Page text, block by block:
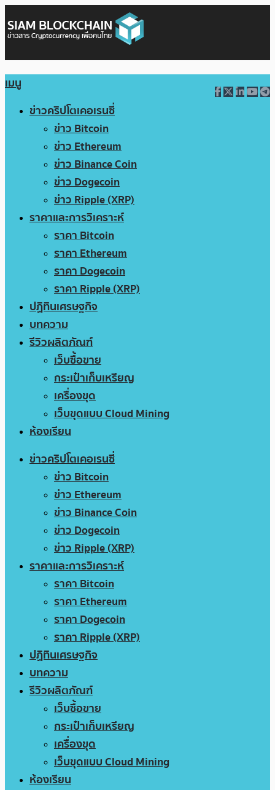
เมนู
ข่าวคริปโตเคอเรนซี่
ข่าว Bitcoin
ข่าว Ethereum
ข่าว Binance Coin
ข่าว Dogecoin
ข่าว Ripple (XRP)
ราคาและการวิเคราะห์
ราคา Bitcoin
ราคา Ethereum
ราคา Dogecoin
ราคา Ripple (XRP)
ปฏิทินเศรษฐกิจ
บทความ
รีวิวผลิตภัณฑ์
เว็บซื้อขาย
กระเป๋าเก็บเหรียญ
เครื่องขุด
เว็บขุดแบบ Cloud Mining
ห้องเรียน
ข่าวคริปโตเคอเรนซี่
ข่าว Bitcoin
ข่าว Ethereum
ข่าว Binance Coin
ข่าว Dogecoin
ข่าว Ripple (XRP)
ราคาและการวิเคราะห์
ราคา Bitcoin
ราคา Ethereum
ราคา Dogecoin
ราคา Ripple (XRP)
ปฏิทินเศรษฐกิจ
บทความ
รีวิวผลิตภัณฑ์
เว็บซื้อขาย
กระเป๋าเก็บเหรียญ
เครื่องขุด
เว็บขุดแบบ Cloud Mining
ห้องเรียน